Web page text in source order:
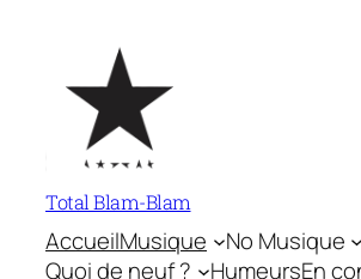
contenu
Total Blam-Blam
AccueilMusique
No Musique
Quoi de neuf ?
HumeursEn